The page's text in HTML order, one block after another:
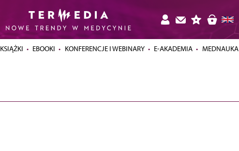
KSIĄŻKI EBOOKI KONFERENCJE I WEBINARY E-AKADEMIA MEDNAUKA